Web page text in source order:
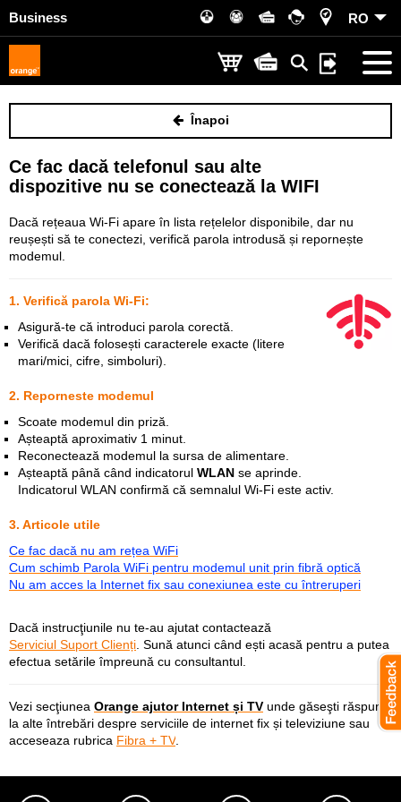
Business RO
Înapoi
Ce fac dacă telefonul sau alte
dispozitive nu se conectează la WIFI
Dacă rețeaua Wi-Fi apare în lista rețelelor disponibile, dar nu
reușești să te conectezi, verifică parola introdusă și repornește
modemul.
1. Verifică parola Wi-Fi:
Asigură-te că introduci parola corectă.
Verifică dacă folosești caracterele exacte (litere
mari/mici, cifre, simboluri).
2. Reporneste modemul
Scoate modemul din priză.
Așteaptă aproximativ 1 minut.
Reconectează modemul la sursa de alimentare.
Așteaptă până când indicatorul WLAN se aprinde.
Indicatorul WLAN confirmă că semnalul Wi-Fi este activ.
3. Articole utile
Ce fac dacă nu am rețea WiFi
Cum schimb Parola WiFi pentru modemul unit prin fibră optică
Nu am acces la Internet fix sau conexiunea este cu întreruperi
Dacă instrucţiunile nu te-au ajutat contactează
Serviciul Suport Clienți Sună atunci când ești acasă pentru a putea
efectua setările împreună cu consultantul.
Vezi secţiunea Orange ajutor Internet și TV unde găseşti răspuns
la alte întrebări despre serviciile de internet fix și televiziune sau
acceseaza rubrica Fibra + TV